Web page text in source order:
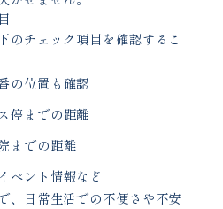
のチェック項目を確認するこ
の位置も確認
停までの距離
までの距離
ベント情報など
、日常生活での不便さや不安